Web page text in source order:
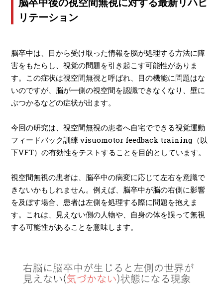
リテーション
脳卒中は、目から受け取った情報を脳が処理する方法に障
害をもたらし、視覚の問題を引き起こす可能性がありま
す。この症状は視空間無視と呼ばれ、目の機能に問題はな
いのですが、脳が一側の視空間を認識できなくなり、壁に
ぶつかるなどの症状が出ます。
今回の研究は、視空間無視の患者へ自宅でできる視覚運動
フィードバック訓練 visuomotor feedback training（以
下VFT）の有効性をテストすることを目的としています。
視空間無視の患者は、脳卒中の病変に応じて左右を意識で
きないかもしれません。例えば、脳卒中が脳の右側に影響
を及ぼす場合、患者は左側を処理する際に問題を抱えま
す。これは、見えない側の人物や、自身の体を誤って無視
する可能性があることを意味します。